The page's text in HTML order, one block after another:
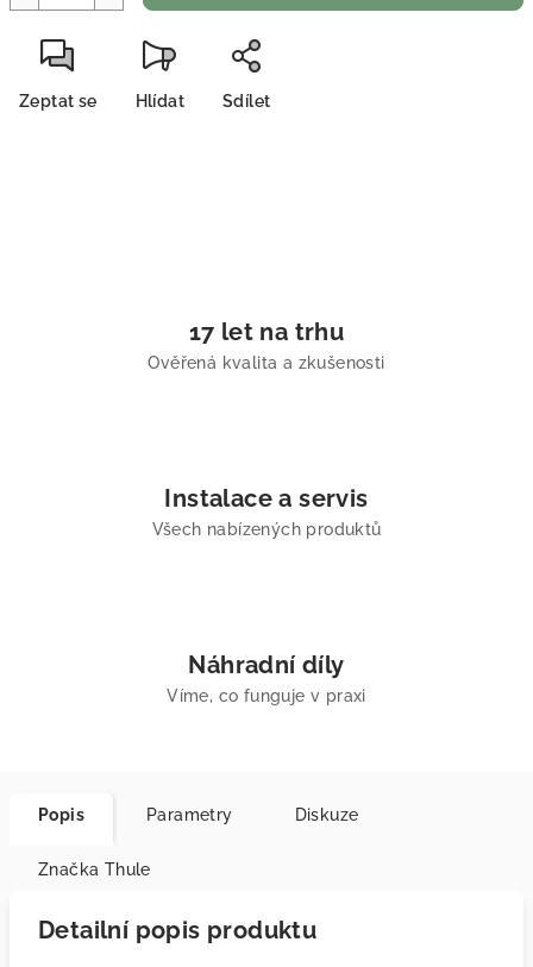
Zeptat se Hlídat Sdílet
17 let na trhu
Ověřená kvalita a zkušenosti
Instalace a servis
Všech nabízených produktů
Náhradní díly
Víme, co funguje v praxi
Popis Parametry Diskuze
Značka Thule
Detailní popis produktu